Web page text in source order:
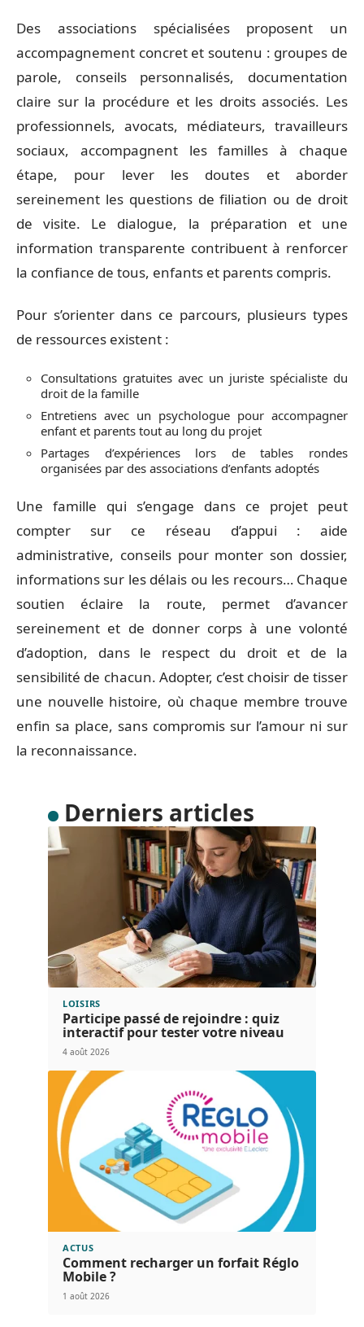
Des associations spécialisées proposent un
accompagnement concret et soutenu : groupes de
parole, conseils personnalisés, documentation
claire sur la procédure et les droits associés. Les
professionnels, avocats, médiateurs, travailleurs
sociaux, accompagnent les familles à chaque
étape, pour lever les doutes et aborder
sereinement les questions de filiation ou de droit
de visite. Le dialogue, la préparation et une
information transparente contribuent à renforcer
la confiance de tous, enfants et parents compris.
Pour s’orienter dans ce parcours, plusieurs types
de ressources existent :
Consultations gratuites avec un juriste spécialiste du
droit de la famille
Entretiens avec un psychologue pour accompagner
enfant et parents tout au long du projet
Partages d’expériences lors de tables rondes
organisées par des associations d’enfants adoptés
Une famille qui s’engage dans ce projet peut
compter sur ce réseau d’appui : aide
administrative, conseils pour monter son dossier,
informations sur les délais ou les recours… Chaque
soutien éclaire la route, permet d’avancer
sereinement et de donner corps à une volonté
d’adoption, dans le respect du droit et de la
sensibilité de chacun. Adopter, c’est choisir de tisser
une nouvelle histoire, où chaque membre trouve
enfin sa place, sans compromis sur l’amour ni sur
la reconnaissance.
Derniers articles
LOISIRS
Participe passé de rejoindre : quiz
interactif pour tester votre niveau
4 août 2026
ACTUS
Comment recharger un forfait Réglo
Mobile ?
1 août 2026